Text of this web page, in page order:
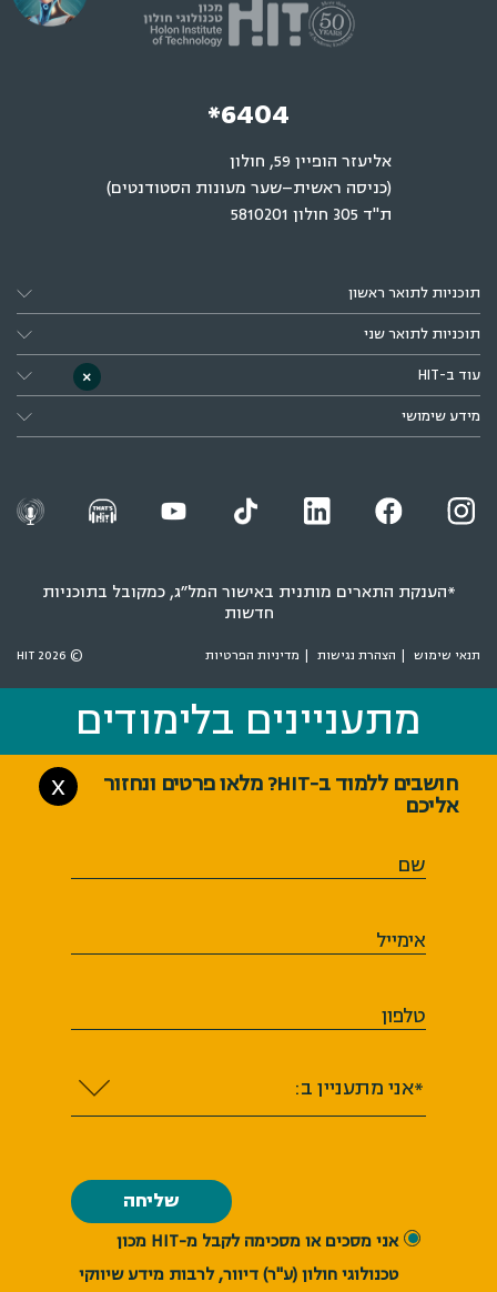
*6404
אליעזר הופיין 59, חולון
(כניסה ראשית–שער מעונות הסטודנטים)
ת"ד 305 חולון 5810201
תוכניות לתואר ראשון
תוכניות לתואר שני
עוד ב-HIT
מידע שימושי
*הענקת התארים מותנית באישור המל״ג, כמקובל בתוכניות
חדשות
תנאי שימוש הצהרת נגישות מדיניות הפרטיות © 2026 HIT
מתעניינים בלימודים
חושבים ללמוד ב-HIT? מלאו פרטים ונחזור
אליכם
X
שם
אימייל
טלפון
*אני מתעניין ב:
אני מסכים או מסכימה לקבל מ-HIT ​​​​​​​מכון
טכנולוגי חולון (ע"ר) דיוור, לרבות מידע שיווקי
מתעניינים בלימודים
×